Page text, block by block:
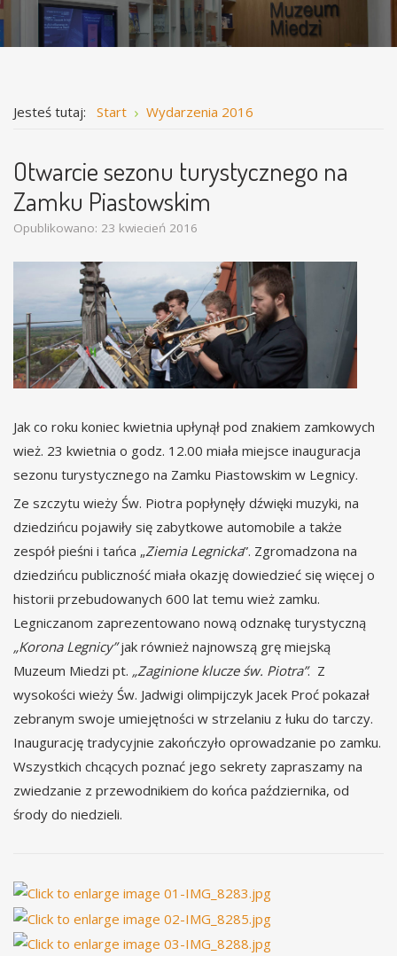
Jesteś tutaj: Start Wydarzenia 2016
Otwarcie sezonu turystycznego na
Zamku Piastowskim
Opublikowano: 23 kwiecień 2016
Jak co roku koniec kwietnia upłynął pod znakiem zamkowych
wież. 23 kwietnia o godz. 12.00 miała miejsce inauguracja
sezonu turystycznego na Zamku Piastowskim w Legnicy.
Ze szczytu wieży Św. Piotra popłynęły dźwięki muzyki, na
dziedzińcu pojawiły się zabytkowe automobile a także
zespół pieśni i tańca „Ziemia Legnicka”. Zgromadzona na
dziedzińcu publiczność miała okazję dowiedzieć się więcej o
historii przebudowanych 600 lat temu wież zamku.
Legniczanom zaprezentowano nową odznakę turystyczną
„Korona Legnicy”jak również najnowszą grę miejską
Muzeum Miedzi pt. „Zaginione klucze św. Piotra”. Z
wysokości wieży Św. Jadwigi olimpijczyk Jacek Proć pokazał
zebranym swoje umiejętności w strzelaniu z łuku do tarczy.
Inaugurację tradycyjnie zakończyło oprowadzanie po zamku.
Wszystkich chcących poznać jego sekrety zapraszamy na
zwiedzanie z przewodnikiem do końca października, od
środy do niedzieli.